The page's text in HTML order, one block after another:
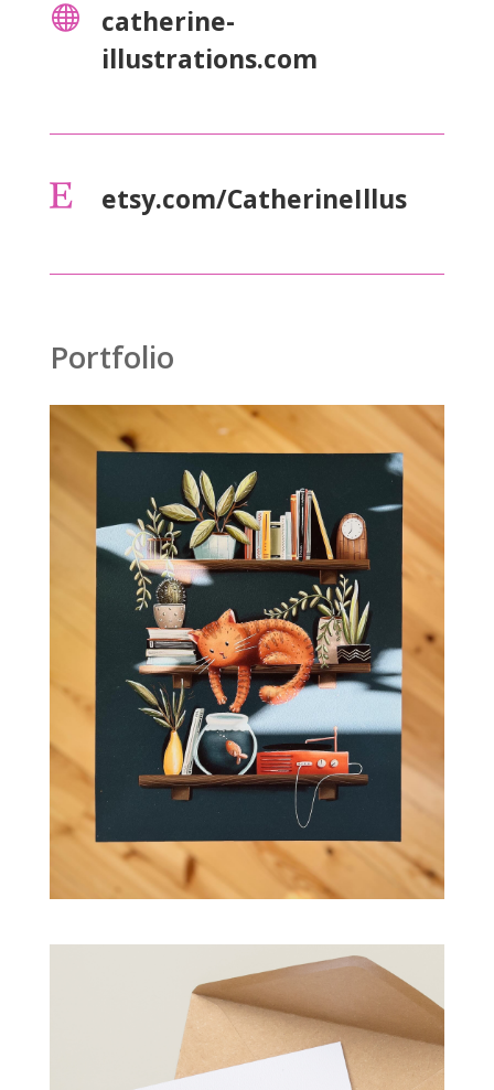

catherine-
illustrations.com
 etsy.com/CatherineIllus
Portfolio